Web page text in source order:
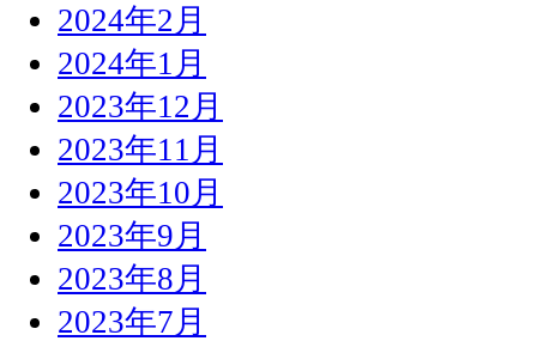
2024年2月
2024年1月
2023年12月
2023年11月
2023年10月
2023年9月
2023年8月
2023年7月